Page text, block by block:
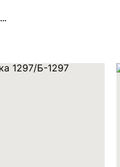
ДЖЕМПЕР 1112/Б-1112